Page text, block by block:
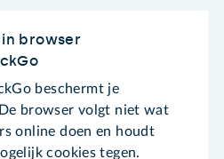
browser
beschermt je
browser volgt niet wat
online doen en houdt
cookies tegen.